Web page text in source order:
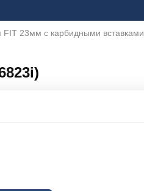
FIT 23мм с карбидными вставками